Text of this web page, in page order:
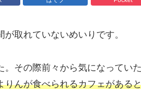
取れていないめいりです。
その際前々から気になってい
りんが食べられるカフェがある